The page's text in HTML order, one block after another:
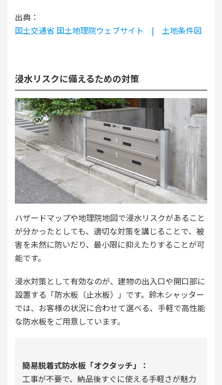
出典：
国土交通省 国土地理院ウェブサイト | 土地条件図
浸水リスクに備えるための対策
ハザードマップや地理院地図で浸水リスクがあること
が分かったとしても、適切な対策を講じることで、被
害を未然に防いだり、最小限に抑えたりすることが可
能です。
浸水対策として有効なのが、建物の出入口や開口部に
設置する「防水板（止水板）」です。鈴木シャッター
では、お客様の状況に合わせて選べる、手軽で高性能
な防水板をご用意しています。
簡易脱着式防水板「オクタッチ」：
工事が不要で、納品後すぐに使える手軽さが魅力